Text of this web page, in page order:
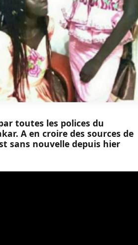
toutes les polices du
A en croire des sources de
sans nouvelle depuis hier